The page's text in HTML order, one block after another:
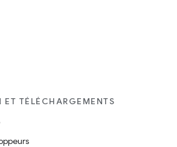
TÉLÉCHARGEMENTS